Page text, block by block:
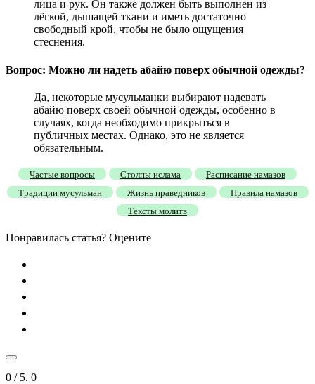
лица и рук. Он также должен быть выполнен из
лёгкой, дышащей ткани и иметь достаточно
свободный крой, чтобы не было ощущения
стеснения.
Вопрос: Можно ли надеть абайю поверх обычной одежды?
Да, некоторые мусульманки выбирают надевать
абайю поверх своей обычной одежды, особенно в
случаях, когда необходимо прикрыться в
публичных местах. Однако, это не является
обязательным.
Частые вопросы Столпы ислама
Расписание намазов
Традиции мусульман
Жизнь праведников
Правила намазов
Тексты молитв
Понравилась статья? Оцените
0 / 5. 0